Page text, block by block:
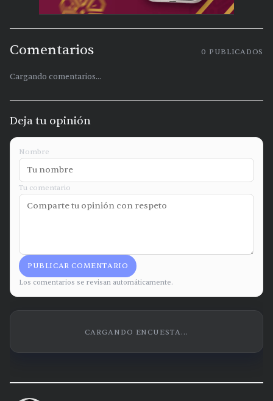
Comentarios 0 PUBLICADOS
Cargando comentarios...
Deja tu opinión
Nombre
Tu comentario
PUBLICAR COMENTARIO
Los comentarios se revisan automáticamente.
CARGANDO ENCUESTA...